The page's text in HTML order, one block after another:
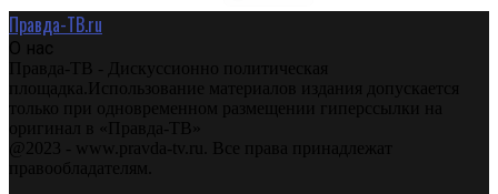
Правда-ТВ.ru
О нас
Правда-ТВ - Дискуссионно политическая
площадка.Использование материалов издания допускается
только при одновременном размещении гиперссылки на
оригинал в «Правда-ТВ»
@2023 - www.pravda-tv.ru. Все права принадлежат
правообладателям.